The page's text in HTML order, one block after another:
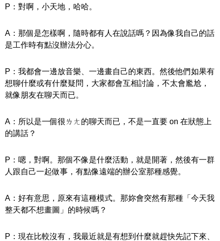
P：對啊，小天地，哈哈。
A：那個是怎樣啊，隨時都有人在說話嗎？因為像我自己的話
是工作時有點沒辦法分心。
P：我都會一邊放音樂、一邊畫自己的東西。然後他們如果有
想聊什麼或有什麼疑問，大家都會互相討論，不太會尷尬，
就像朋友在聊天而已。
A：所以是一個很ㄌㄤ的聊天而已，不是一直要 on 在狀態上
的講話？
P：嗯，對啊。那個不像是什麼活動，就是開著，然後有一群
人跟自己一起做事，有點像遠端的辦公室那種感覺。
A：好有意思，原來有這種模式。那妳會突然有那種「今天我
整天都不想畫圖」的時候嗎？
P：現在比較沒有，我最近就是有想到什麼就趕快先記下來、